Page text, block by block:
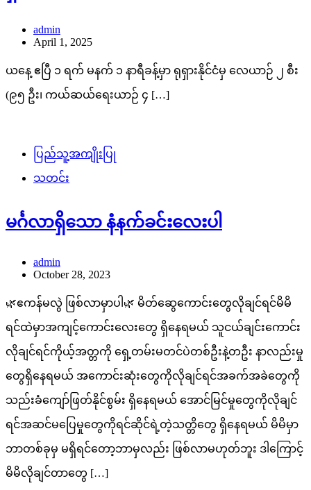
admin
April 1, 2025
ယနေ့ ဧပြီ ၁ ရက် မနက် ၁ နာရီခန့်မှာ ရုရှားနိုင်ငံမှ လေယာဉ် ၂ စီး
(၉၅ ဦး၊ ကယ်ဆယ်ရေးယာဉ် ၄ […]
ပြည်သူ့အကျိုးပြု
သတင်း
မင်္ဂလာရှိသော နံနက်ခင်းလေးပါ
admin
October 28, 2023
🌿ဧကန်မလွဲ ဖြစ်လာမှာပါ🌿 မိတ်ဆွေကောင်းတွေလိုချင်ရင်မိမိ
ရင်ထဲမှာအကျင့်ကောင်းလေးတွေ ရှိနေရမယ် သူငယ်ချင်းကောင်း
လိုချင်ရင်ကိုယ့်အတ္တကို ရှေ့တမ်းမတင်ပဲတစ်ဦးနဲ့တဦး နာလည်းမှု
တွေရှိနေရမယ် အကောင်းဆုံးတွေကိုလိုချင်ရင်အခက်အခဲတွေကို
သည်းခံကျော်ဖြတ်နိုင်စွမ်း ရှိနေရမယ် အောင်မြင်မှုတွေကိုလိုချင်
ရင်အဆင်မပြေမှုတွေကိုရင်ဆိုင်ရဲ့တဲ့သတ္တိတွေ ရှိနေရမယ် မိမိမှာ
ဘာတစ်ခုမှ မရှိရင်တော့ဘာမှလည်း ဖြစ်လာမဟုတ်ဘူး ဒါကြောင့်
မိမိလိုချင်တာတွေ […]